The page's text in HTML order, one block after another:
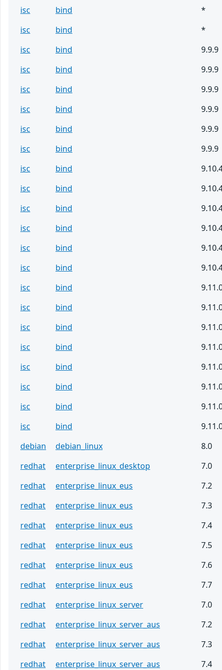
isc bind
*
isc
bind
*
isc
bind
9.9.9
isc
bind
9.9.9
isc
bind
9.9.9
isc
bind
9.9.9
isc
bind
9.9.9
isc
bind
9.9.9
isc
bind
isc
bind
isc
bind
isc
bind
isc
bind
isc
bind
isc
bind
isc
bind
isc
bind
isc
bind
isc
bind
isc
bind
isc
bind
isc
bind
debian
debian_linux
8.0
redhat
enterprise_linux_desktop
7.0
redhat
enterprise_linux_eus
7.2
redhat
enterprise_linux_eus
7.3
redhat
enterprise_linux_eus
7.4
redhat
enterprise_linux_eus
7.5
redhat
enterprise_linux_eus
7.6
redhat
enterprise_linux_eus
7.7
redhat
enterprise_linux_server
7.0
redhat
enterprise_linux_server_aus
7.2
redhat
enterprise_linux_server_aus
7.3
redhat
enterprise_linux_server_aus 7.4